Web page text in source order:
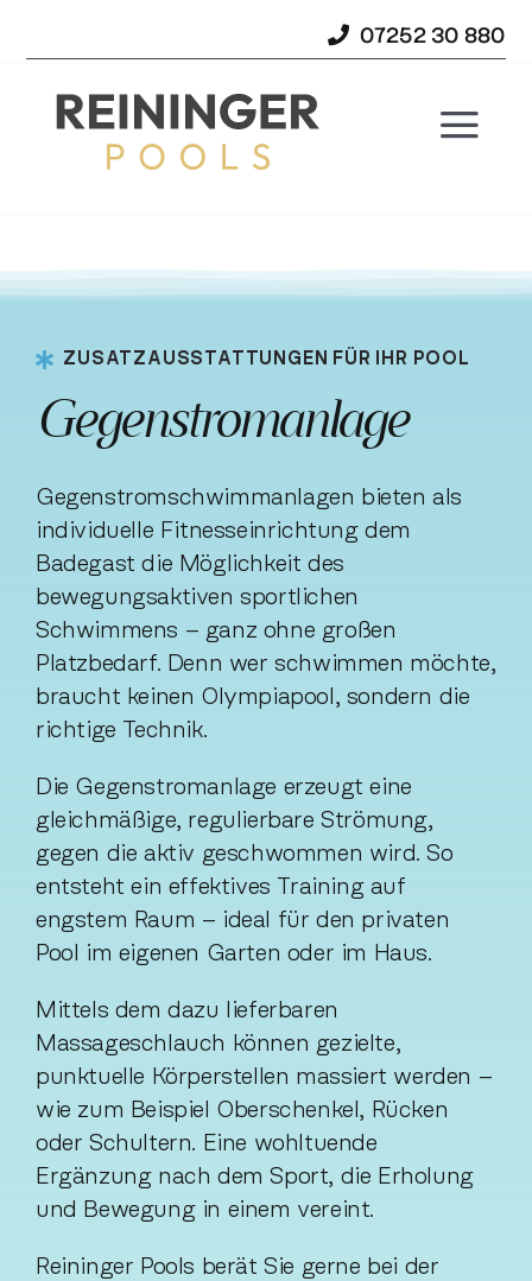
07252 30 880
ZUSATZAUSSTATTUNGEN FÜR IHR POOL
Gegenstromanlage
Gegenstromschwimmanlagen bieten als
individuelle Fitnesseinrichtung dem
Badegast die Möglichkeit des
bewegungsaktiven sportlichen
Schwimmens – ganz ohne großen
Platzbedarf. Denn wer schwimmen möchte,
braucht keinen Olympiapool, sondern die
richtige Technik.
Die Gegenstromanlage erzeugt eine
gleichmäßige, regulierbare Strömung,
gegen die aktiv geschwommen wird. So
entsteht ein effektives Training auf
engstem Raum – ideal für den privaten
Pool im eigenen Garten oder im Haus.
Mittels dem dazu lieferbaren
Massageschlauch können gezielte,
punktuelle Körperstellen massiert werden –
wie zum Beispiel Oberschenkel, Rücken
oder Schultern. Eine wohltuende
Ergänzung nach dem Sport, die Erholung
und Bewegung in einem vereint.
Reininger Pools berät Sie gerne bei der